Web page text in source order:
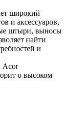
широкий
и аксессуаров,
штыри, выносы
найти
и
Acor
о высоком